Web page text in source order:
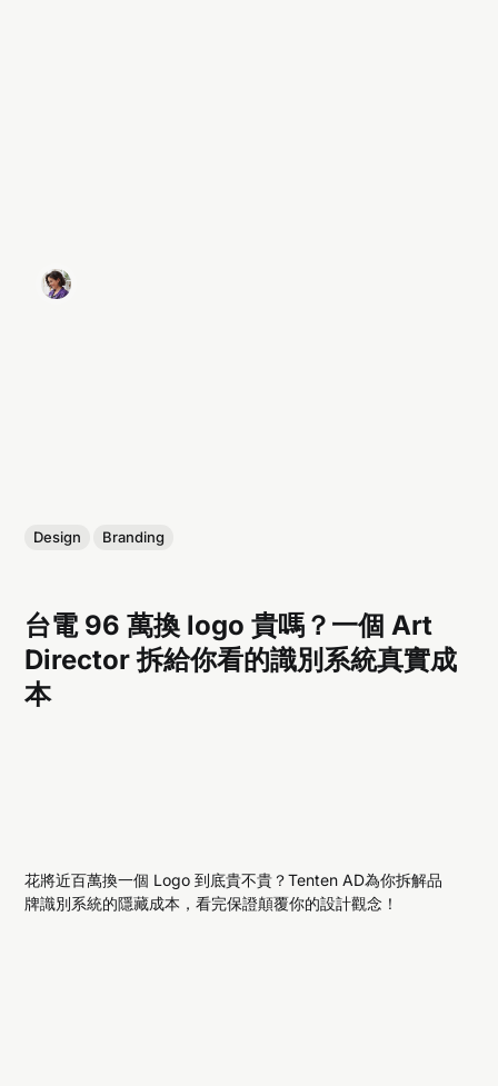
Design Branding
台電 96 萬換 logo 貴嗎？一個 Art
Director 拆給你看的識別系統真實成
本
花將近百萬換一個 Logo 到底貴不貴？Tenten AD為你拆解品
牌識別系統的隱藏成本，看完保證顛覆你的設計觀念！